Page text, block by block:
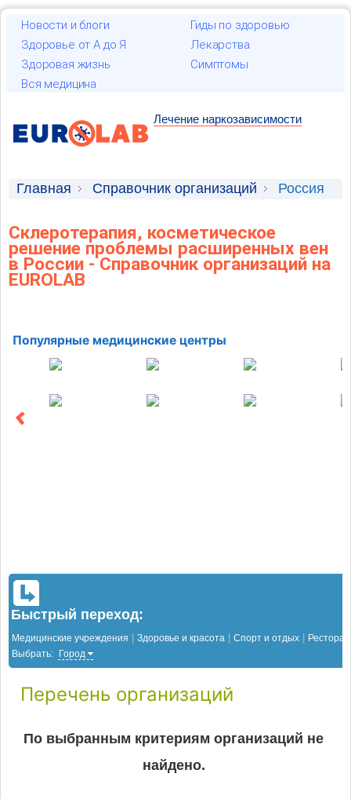
Новости и блоги
Гиды по здоровью
Здоровье от А до Я
Лекарства
Здоровая жизнь
Симптомы
Вся медицина
Лечение наркозависимости
Главная Справочник организаций Россия
Склеротерапия, косметическое
решение проблемы расширенных вен
в России - Справочник организаций на
EUROLAB
Популярные медицинские центры
Быстрый переход:
Медицинские учреждения Здоровье и красота Спорт и отдых
Выбрать:
Город
Перечень организаций
По выбранным критериям организаций не
найдено.